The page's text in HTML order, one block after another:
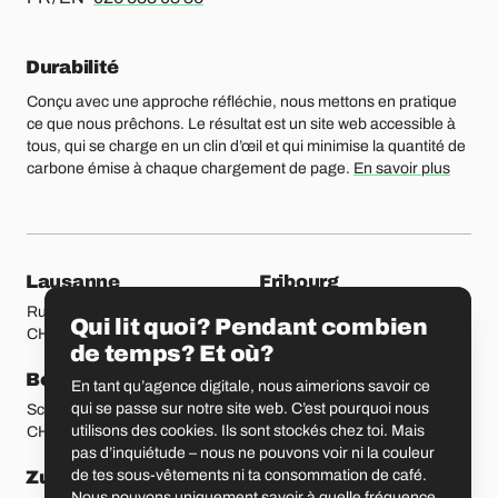
Durabilité
Conçu avec une approche réfléchie, nous mettons en pratique
ce que nous prêchons. Le résultat est un site web accessible à
tous, qui se charge en un clin d’œil et qui minimise la quantité de
carbone émise à chaque chargement de page. En savoir plus
Nos bureaux
Lausanne
Rue Etraz 4
CH-1003 Lausanne
Fribourg
CH-1700 Fribourg
Berne
Schmiedenplatz 5
CH-3011 Berne
Bâle
Sattelgasse 4
CH-4051 Bâle
Zurich Saint-Gall
Qui lit quoi? Pendant combien
de temps? Et où?
En tant qu’agence digitale, nous aimerions savoir ce
qui se passe sur notre site web. C’est pourquoi nous
utilisons des cookies. Ils sont stockés chez toi. Mais
pas d’inquiétude – nous ne pouvons voir ni la couleur
de tes sous-vêtements ni ta consommation de café.